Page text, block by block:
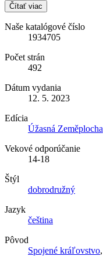
Čítať viac
Naše katalógové číslo
1934705
Počet strán
492
Dátum vydania
12. 5. 2023
Edícia
Úžasná Zeměplocha
Vekové odporúčanie
14-18
Štýl
dobrodružný
Jazyk
čeština
Pôvod
Spojené kráľovstvo,